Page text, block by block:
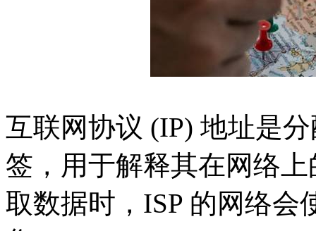
互联网协议 (IP) 地址是
签，用于解释其在网络
取数据时，ISP 的网络会